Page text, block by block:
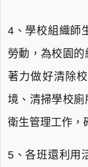
4、學校組織師
勞動，為校園的
著力做好清除
境、清掃學校
衛生管理工作，
5、各班還利用